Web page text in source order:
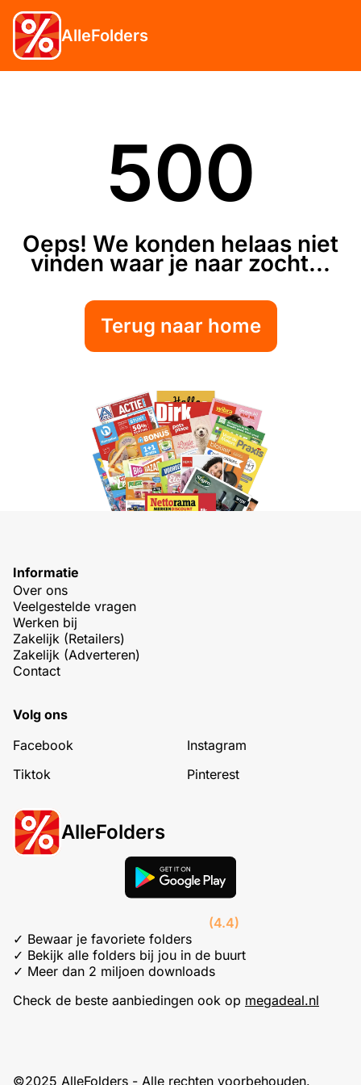
AlleFolders
500
Oeps! We konden helaas niet
vinden waar je naar zocht...
Terug naar home
Informatie
Over ons
Veelgestelde vragen
Werken bij
Zakelijk (Retailers)
Zakelijk (Adverteren)
Contact
Volg ons
Facebook
Instagram
Tiktok
Pinterest
AlleFolders
(4.4)
✓ Bewaar je favoriete folders
✓ Bekijk alle folders bij jou in de buurt
✓ Meer dan 2 miljoen downloads
Check de beste aanbiedingen ook op megadeal.nl
©2025 AlleFolders - Alle rechten voorbehouden.